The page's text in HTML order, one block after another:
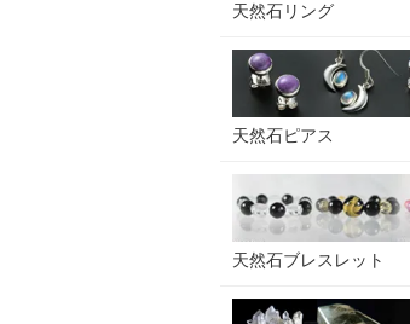
天然石リング
天然石ピアス
天然石ブレスレット